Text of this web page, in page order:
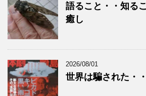
語ること・・知る
癒し
2026/08/01
世界は騙された・